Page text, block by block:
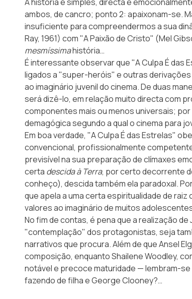
ambos, de cancro; ponto 2: apaixonam-se.
insuficiente para compreendermos a sua
Ray, 1961) com "A Paixão de Cristo" (Mel
mesmíssimahistória…
É interessante observar que "A Culpa É
ligados a "super-heróis" e outras derivações
ao imaginário juvenil do cinema. De duas
será dizê-lo, em relação muito directa com
componentes mais ou menos universais;
demagógica segundo a qual o cinema para
Em boa verdade, "A Culpa É das Estrelas"
convencional, profissionalmente
previsível na sua preparação de clímaxes
certa descida à Terra, por certo decorrente
conheço), descida também ela paradoxal.
que apela a uma certa espiritualidade de
valores ao imaginário de muitos
No fim de contas, é pena que a realização
"contemplação" dos protagonistas, seja
narrativos que procura. Além de que Ansel
composição, enquanto Shailene Woodley,
notável e precoce maturidade — lembram-se
fazendo de filha e George Clooney?…